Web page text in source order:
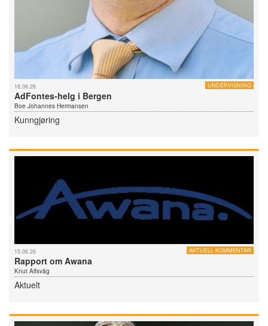
18.06.26 UNDERVISNING
AdFontes-helg i Bergen
Boe Johannes Hermansen
Kunngjøring
15.06.26 AKTUELL KOMMENTAR
Rapport om Awana
Knut Alfsvåg
Aktuelt